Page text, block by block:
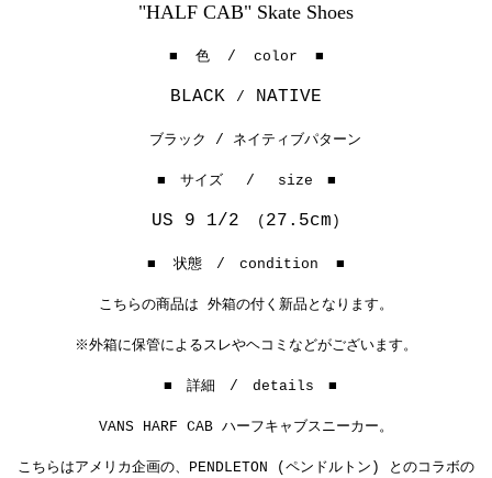
"HALF CAB" Skate Shoes
■ 色 / color ■
BLACK / NATIVE
ブラック / ネイティブパターン
■ サイズ / size ■
US 9 1/2 ( 27.5cm )
■ 状態 / condition ■
こちらの商品は 外箱の付く新品となります。
※外箱に保管によるスレやヘコミなどがございます。
■ 詳細 / details ■
VANS HARF CAB ハーフキャブスニーカー。
こちらはアメリカ企画の、PENDLETON (ペンドルトン) とのコラボの